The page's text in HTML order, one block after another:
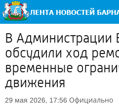
В Администрации
обсудили ход
временные
движения
29 мая 2026, 17:56 Официально